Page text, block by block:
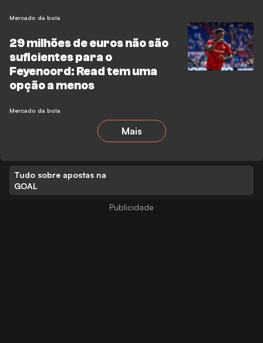
Mercado da bola
29 milhões de euros não são
suficientes para o
Feyenoord: Read tem uma
opção a menos
Mercado da bola
Mais
Tudo sobre apostas na
GOAL